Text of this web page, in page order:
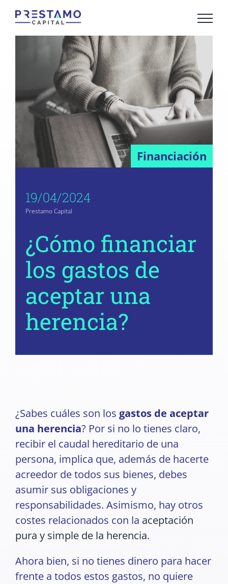
Saltar
contenido
Financiación
19/04/2024
Prestamo Capital
¿Cómo financiar
los gastos de
aceptar una
herencia?
¿Sabes cuáles son los gastos de aceptar
una herencia? Por si no lo tienes claro,
recibir el caudal hereditario de una
persona, implica que, además de hacerte
acreedor de todos sus bienes, debes
asumir sus obligaciones y
responsabilidades. Asimismo, hay otros
costes relacionados con la aceptación
pura y simple de la herencia.
Ahora bien, si no tienes dinero para hacer
frente a todos estos gastos, no quiere